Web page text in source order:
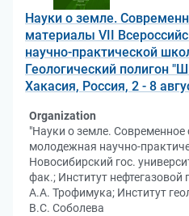
Науки о земле.
материалы VII
научно-практической
Геологический полигон
Хакасия, Россия, 2 - 8
Organization
"Науки о земле. Современное
молодежная научно-
Новосибирский гос.
фак.; Институт нефтегазовой
А.А. Трофимука; Институт
В.С. Соболева